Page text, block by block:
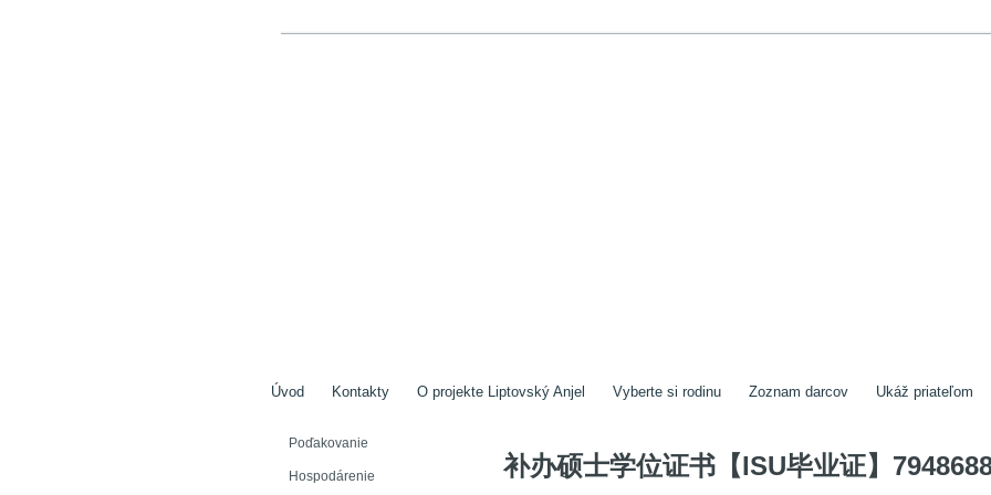
Úvod Kontakty O projekte Liptovský Anjel Vyberte si rodinu Zoznam darcov Ukáž priateľom
Poďakovanie
Hospodárenie 补办硕士学位证书【ISU毕业证】